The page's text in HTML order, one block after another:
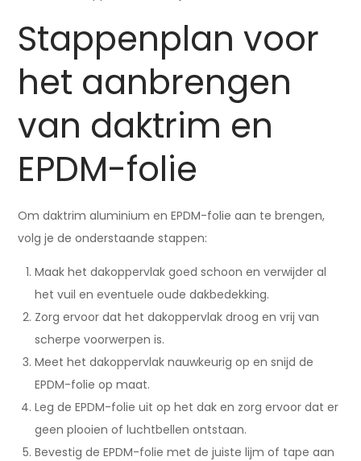
Stappenplan voor
het aanbrengen
van daktrim en
EPDM-folie
Om daktrim aluminium en EPDM-folie aan te brengen,
volg je de onderstaande stappen:
Maak het dakoppervlak goed schoon en verwijder al
het vuil en eventuele oude dakbedekking.
Zorg ervoor dat het dakoppervlak droog en vrij van
scherpe voorwerpen is.
Meet het dakoppervlak nauwkeurig op en snijd de
EPDM-folie op maat.
Leg de EPDM-folie uit op het dak en zorg ervoor dat er
geen plooien of luchtbellen ontstaan.
Bevestig de EPDM-folie met de juiste lijm of tape aan